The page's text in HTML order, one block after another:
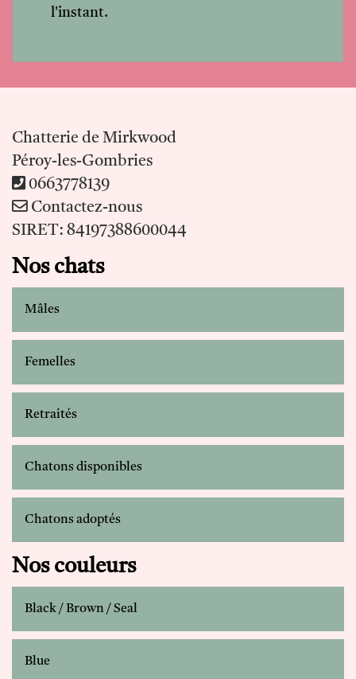
l'instant.
Chatterie de Mirkwood
Péroy-les-Gombries
0663778139
Contactez-nous
SIRET: 84197388600044
Nos chats
Mâles
Femelles
Retraités
Chatons disponibles
Chatons adoptés
Nos couleurs
Black / Brown / Seal
Blue